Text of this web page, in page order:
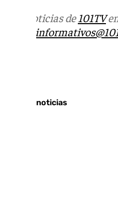
Más noticias de101TV
Últimas noticias